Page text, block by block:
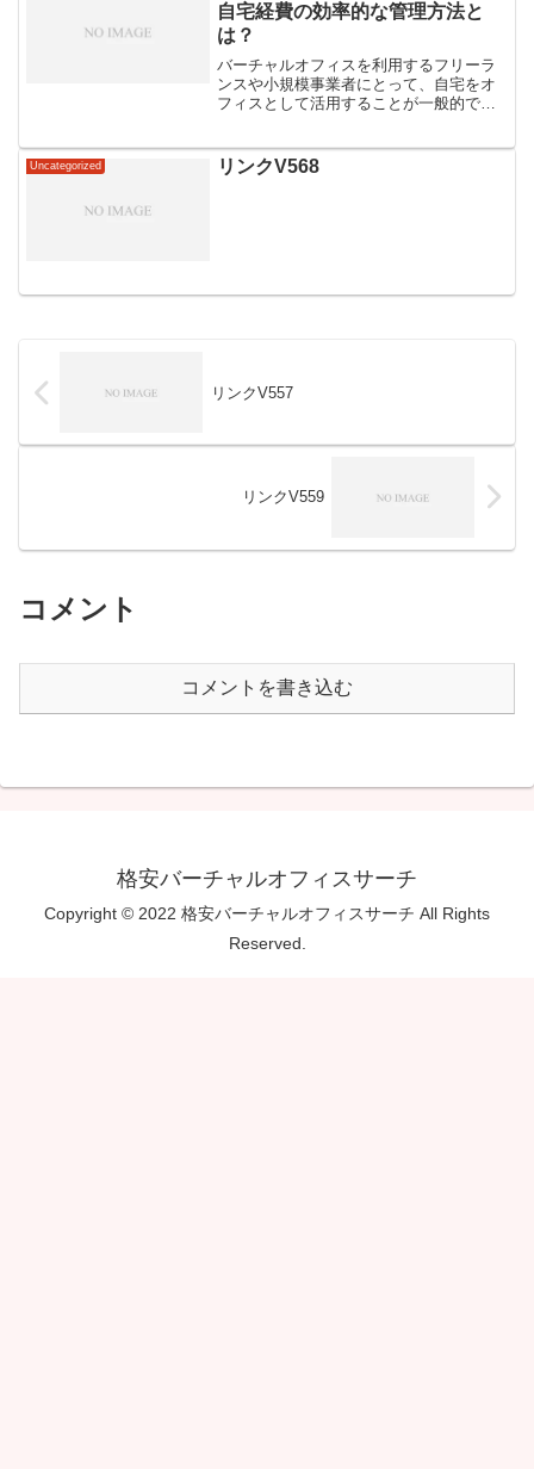
自宅経費の効率的な管理方法と
は？
バーチャルオフィスを利用するフリーラ
ンスや小規模事業者にとって、自宅をオ
フィスとして活用することが一般的で
識が必要です。特に、日本国内において
は税制や法規制が複雑で、適...
Uncategorized リンクV568
リンクV557
リンクV559
コメント
コメントを書き込む
格安バーチャルオフィスサーチ
Copyright © 2022 格安バーチャルオフィスサーチ All Rights
Reserved.